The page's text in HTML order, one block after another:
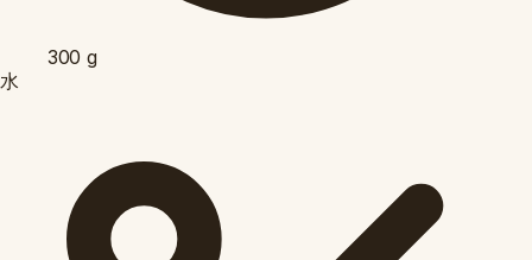
300 g
水